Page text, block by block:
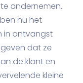
ondernemen.
nu het
in ontvangst
dat ze
de klant en
kleine